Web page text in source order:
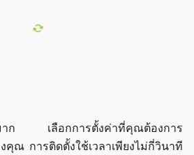
มาก เลือกการตั้งค่าที่คุณต้องการ
คุณ การติดตั้งใช้เวลาเพียงไม่กี่วินาที